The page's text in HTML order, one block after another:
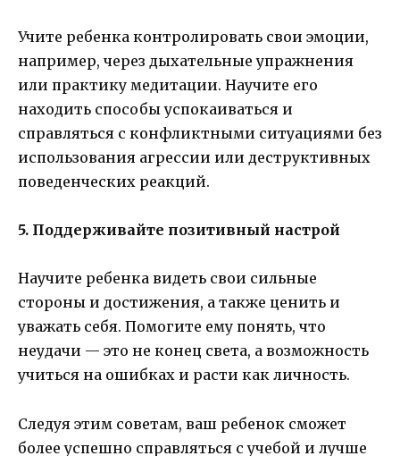
Учите ребенка контролировать свои эмоции,
например, через дыхательные упражнения
или практику медитации. Научите его
находить способы успокаиваться и
справляться с конфликтными ситуациями без
использования агрессии или деструктивных
поведенческих реакций.
5. Поддерживайте позитивный настрой
Научите ребенка видеть свои сильные
стороны и достижения, а также ценить и
уважать себя. Помогите ему понять, что
неудачи — это не конец света, а возможность
учиться на ошибках и расти как личность.
Следуя этим советам, ваш ребенок сможет
более успешно справляться с учебой и лучше